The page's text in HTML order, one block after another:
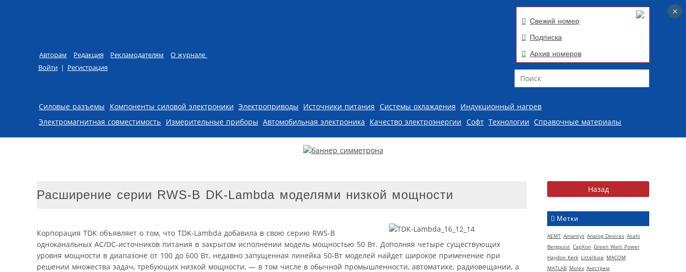
Авторам Редакция Рекламодателям
О журнале
Войти | Регистрация
Свежий номер
Подписка
Архив номеров
Поиск
Skip to content
Силовые разъемы Компоненты силовой электроники Электроприводы Источники питания Системы охлаждения Индукционный нагрев
Электромагнитная совместимость Измерительные приборы Автомобильная электроника Качество электроэнергии Софт Технологии Справочные материалы
Метки
AEMT Amantys Analog Devices Asahi
Bergquist CapXon Green Watt Power
Haydon Kerk Littelfuse MACOM
MATLAB Molex Ангстрем
Расширение серии RWS-B DK-Lambda моделями низкой мощности
Корпорация TDK объявляет о том, что TDK-Lambda добавила в свою серию RWS-B
одноканальных AC/DC-источников питания в закрытом исполнении модель мощностью 50 Вт. Дополняя четыре существующих
уровня мощности в диапазоне от 100 до 600 Вт, недавно запущенная линейка 50-Вт моделей найдет широкое применение при
решении множества задач, требующих низкой мощности, — в том числе в обычной промышленности, автоматике, радиовещании, а
×
×